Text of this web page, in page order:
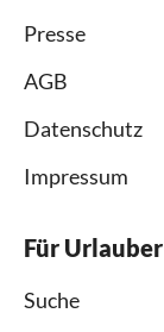
Presse
AGB
Datenschutz
Impressum
Für Urlauber
Suche